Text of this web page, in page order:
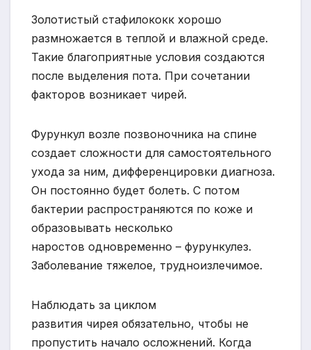
Золотистый стафилококк хорошо
размножается в теплой и влажной среде.
Такие благоприятные условия создаются
после выделения пота. При сочетании
факторов возникает чирей.
Фурункул возле позвоночника на спине
создает сложности для самостоятельного
ухода за ним, дифференцировки диагноза.
Он постоянно будет болеть. С потом
бактерии распространяются по коже и
образовывать несколько
наростов одновременно – фурункулез.
Заболевание тяжелое, трудноизлечимое.
Наблюдать за циклом
развития чирея обязательно, чтобы не
пропустить начало осложнений. Когда